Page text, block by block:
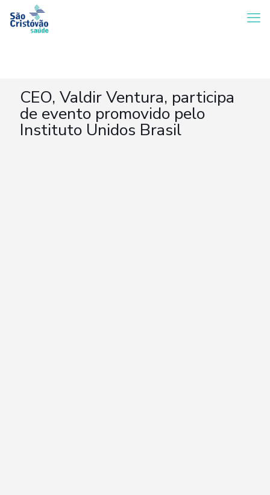
CEO, Valdir Ventura, participa
de evento promovido pelo
Instituto Unidos Brasil